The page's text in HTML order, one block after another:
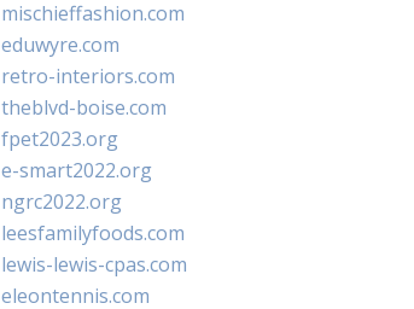
mischieffashion.com
eduwyre.com
retro-interiors.com
theblvd-boise.com
fpet2023.org
e-smart2022.org
ngrc2022.org
leesfamilyfoods.com
lewis-lewis-cpas.com
eleontennis.com